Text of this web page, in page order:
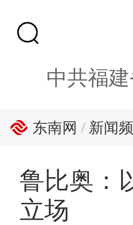
中共福
东南网 / 新闻
鲁比奥：
立场